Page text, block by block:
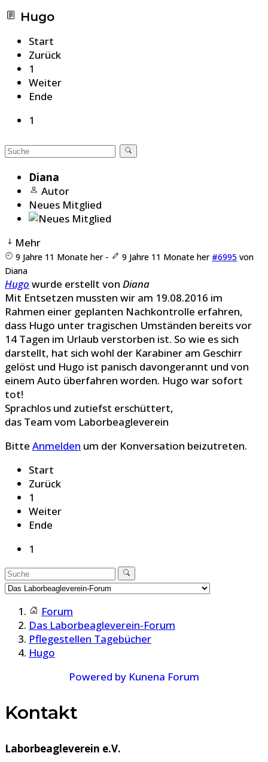
Hugo
Start
Zurück
1
Weiter
Ende
1
Diana
Autor
Neues Mitglied
Mehr
9 Jahre 11 Monate her- 9 Jahre 11 Monate her #6995 von
Diana
Hugo wurde erstellt von Diana
Mit Entsetzen mussten wir am 19.08.2016 im
Rahmen einer geplanten Nachkontrolle erfahren,
dass Hugo unter tragischen Umständen bereits vor
14 Tagen im Urlaub verstorben ist. So wie es sich
darstellt, hat sich wohl der Karabiner am Geschirr
gelöst und Hugo ist panisch davongerannt und von
einem Auto überfahren worden. Hugo war sofort
tot!
Sprachlos und zutiefst erschüttert,
das Team vom Laborbeagleverein
Bitte Anmelden um der Konversation beizutreten.
Start
Zurück
1
Weiter
Ende
1
Forum
Das Laborbeagleverein-Forum
Pflegestellen Tagebücher
Hugo
Powered by Kunena Forum
Kontakt
Laborbeagleverein e.V.